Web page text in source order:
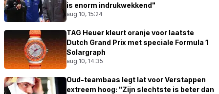
is enorm indrukwekkend"
aug 10, 15:24
TAG Heuer kleurt oranje voor laatste
Dutch Grand Prix met speciale Formula 1
Solargraph
aug 10, 14:35
Oud-teambaas legt lat voor Verstappen
extreem hoog: "Zijn slechtste is beter dan